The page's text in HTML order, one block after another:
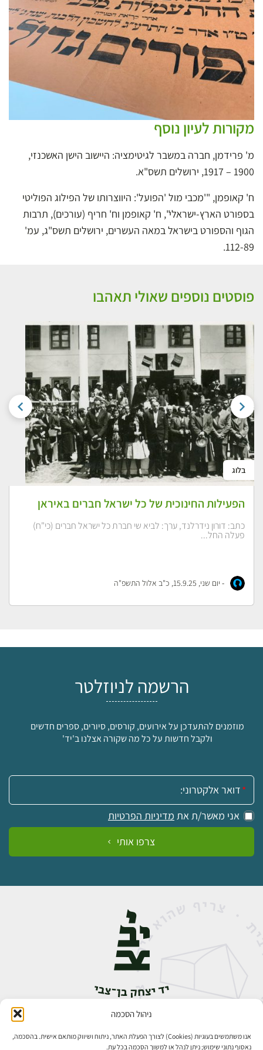
ניהול הסכמה
אנו משתמשים בעוגיות (Cookies) לצורך הפעלת האתר, ניתוח ושיווק מותאם אישית. בהסכמה,
נאסוף נתוני שימוש; ניתן לנהל או למשוך הסכמה בכל עת.
מקורות לעיון נוסף
מ' פרידמן, חברה במשבר לגיטימציה: היישוב הישן האשכנזי,
1900 – 1917
, ירושלים תשס"א.
ח' קאופמן, "'מכבי מול 'הפועל': היווצרותו של הפילוג הפוליטי
בספורט הארץ-ישראלי", ח' קאופמן וח' חריף (עורכים), תרבות
הגוף והספורט בישראל במאה העשרים, ירושלים תשס"ג, עמ'
112-89.
פוסטים נוספים שאולי תאהבו
בלוג
הפעילות החינוכית של כל ישראל חברים באיראן
כתב: דורון נידרלנד, ערך: לביא שי חברת כל ישראל חברים (כי"ח)
פעלה החל...
- יום שני, 15.9.25, כ"ב אלול התשפ"ה
הרשמה לניוזלטר
מוזמנים להתעדכן על אירועים, קורסים, סיורים, ספרים חדשים
ולקבל חדשות על כל מה שקורה אצלנו ב'יד'
אימייל:
אני מאשר/ת את מדיניות הפרטיות
צרפו אותי
אבן גבירול 14, רחביה, ירושלים